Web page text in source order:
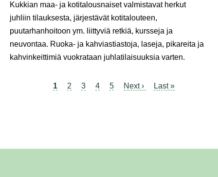
Kukkian maa- ja kotitalousnaiset valmistavat herkut
juhliin tilauksesta, järjestävät kotitalouteen,
puutarhanhoitoon ym. liittyviä retkiä, kursseja ja
neuvontaa. Ruoka- ja kahviastiastoja, laseja, pikareita ja
kahvinkeittimiä vuokrataan juhlatilaisuuksia varten.
Tämänhetkinen
1 Page
2 Page
3 Page
4 Page
5
Seuraava
Next ›
Viimeinen
Last »